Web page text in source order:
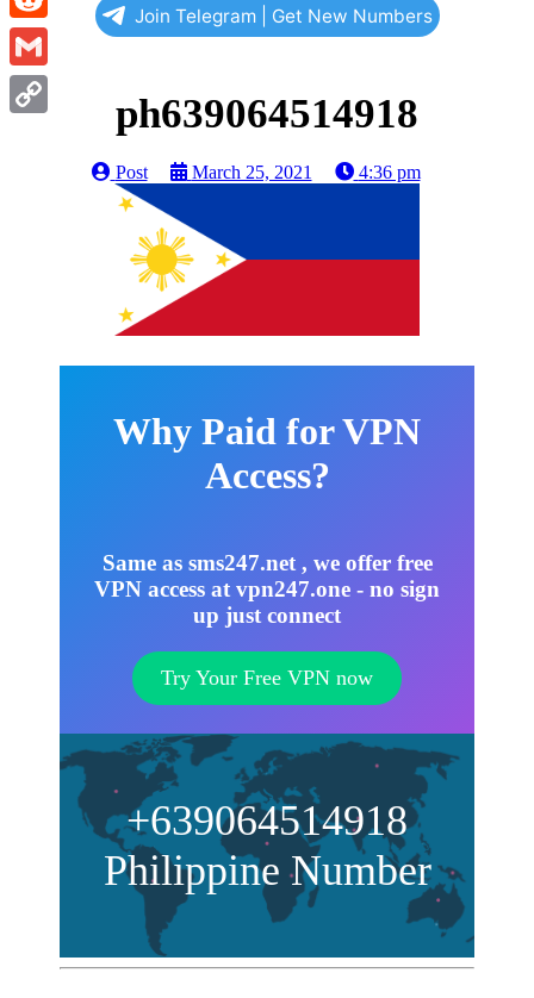
Join Telegram | Get New Numbers
ph639064514918
Post March 25, 2021 4:36 pm
Why Paid for VPN
Access?
Same as sms247.net , we offer free
VPN access at vpn247.one - no sign
up just connect
Try Your Free VPN now
+639064514918
Philippine Number
Reddit
Gmail